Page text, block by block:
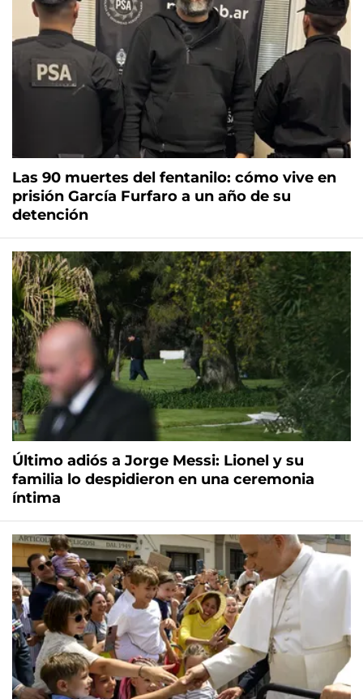
Las 90 muertes del fentanilo: cómo vive en
prisión García Furfaro a un año de su
detención
Último adiós a Jorge Messi: Lionel y su
familia lo despidieron en una ceremonia
íntima